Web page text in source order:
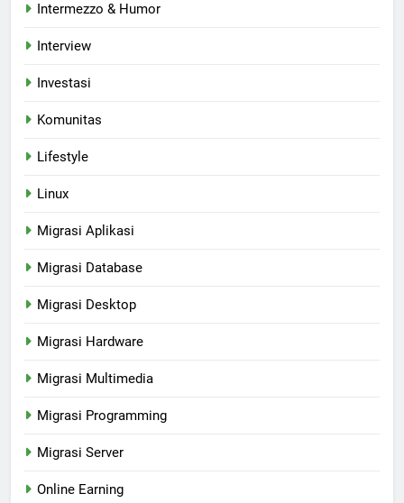
Intermezzo & Humor
Interview
Investasi
Komunitas
Lifestyle
Linux
Migrasi Aplikasi
Migrasi Database
Migrasi Desktop
Migrasi Hardware
Migrasi Multimedia
Migrasi Programming
Migrasi Server
Online Earning